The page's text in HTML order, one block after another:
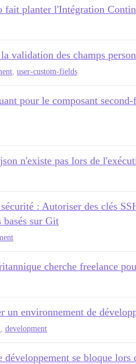
planter l'Intégration
validation des champs
user-custom-fields
pour le composant
n'existe pas lors de
: Autoriser des clés
basés sur Git
cherche freelance
un environnement de
development
se bloque